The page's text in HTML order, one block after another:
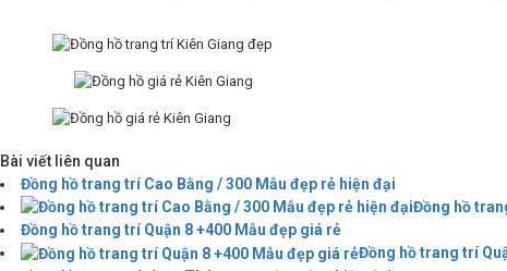
Bài viết liên quan
Đồng hồ trang trí Cao Bằng / 300 Mẫu đẹp rẻ hiện đại
Đồng hồ
Đồng hồ trang trí Quận 8 +400 Mẫu đẹp giá rẻ
Đồng hồ trang trí